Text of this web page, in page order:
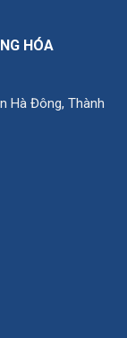
HÓA
Hà Đông, Thành